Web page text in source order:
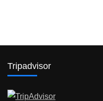
Tripadvisor